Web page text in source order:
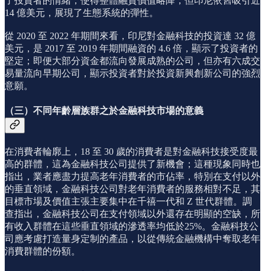
14 億美元，展現了生態系統的彈性。
從 2020 至 2022 年期間來看，印尼對金融科技的投資達 32 億
美元，是 2017 至 2019 年期間融資的 4.6 倍，顯示了投資者的
堅定；即便大部分資金都流向發展成熟的公司，但亦有六成交
易量流向早期公司，顯示投資者對於投資新興創新公司的強烈
意願。
（三）不同年齡層族群之於金融科技市場的意義
在消費者輪廓上，18 至 30 歲的消費者是對金融科技接受度最
高的群體，這為金融科技公司提供了新機會；這種現象同時也
指出，業者應盡力提高老年消費者的市佔率，特別在支付以外
的垂直領域，金融科技公司對老年消費者的服務相對不足，其
目標市場及價值主張主要集中在千禧一代和 Z 世代群體。調
查指出，金融科技公司在支付領域以外還存在明顯的空缺，所
有收入群體在這些垂直領域的滲透率均低於25%。金融科技公
司應考慮打造量身定制的產品，以從傳統金融機構中奪取老年
消費群體的份額。